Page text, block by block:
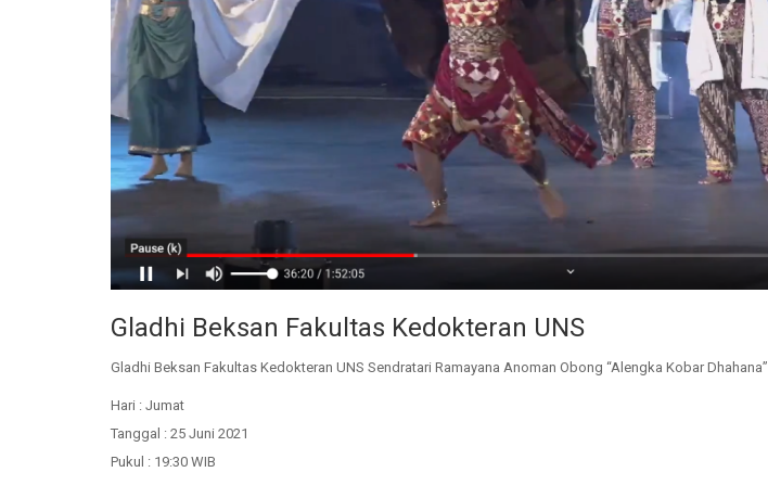
Gladhi Beksan Fakultas Kedokteran UNS
Gladhi Beksan Fakultas Kedokteran UNS Sendratari Ramayana Anoman Obong “Alengka Kobar Dhahana”
Hari : Jumat
Tanggal : 25 Juni 2021
Pukul : 19:30 WIB